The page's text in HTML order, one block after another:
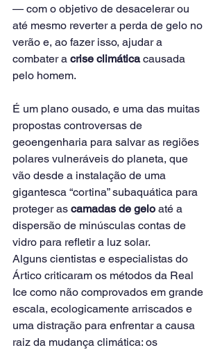
— com o objetivo de desacelerar ou
até mesmo reverter a perda de gelo no
verão e, ao fazer isso, ajudar a
combater a crise climática causada
pelo homem.
É um plano ousado, e uma das muitas
propostas controversas de
geoengenharia para salvar as regiões
polares vulneráveis do planeta, que
vão desde a instalação de uma
gigantesca “cortina” subaquática para
proteger as camadas de gelo até a
dispersão de minúsculas contas de
vidro para refletir a luz solar.
Alguns cientistas e especialistas do
Ártico criticaram os métodos da Real
Ice como não comprovados em grande
escala, ecologicamente arriscados e
uma distração para enfrentar a causa
raiz da mudança climática: os